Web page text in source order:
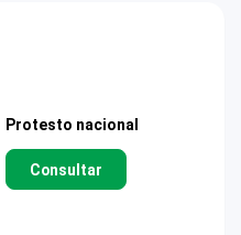
Protesto nacional
Consultar